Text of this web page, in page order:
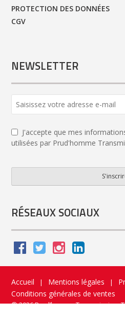
PROTECTION DES DONNÉES
CGV
NEWSLETTER
J'accepte que mes
utilisées par Prud'homme
Email *
RÉSEAUX SOCIAUX
Accueil | Mentions légales |
Conditions générales de ventes
© 2026 Prud’homme Transmission.